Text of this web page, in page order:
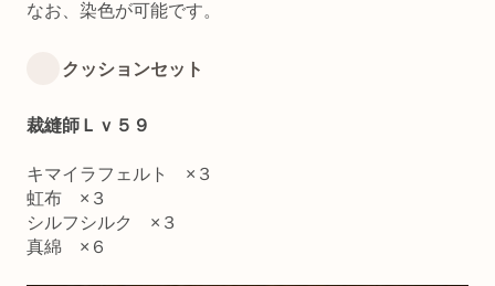
なお、染色が可能です。
クッションセット
裁縫師Ｌｖ５９
キマイラフェルト ×３
虹布 ×３
シルフシルク ×３
真綿 ×６